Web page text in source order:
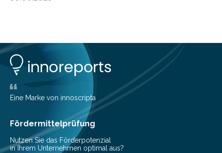
Oeynhausen, und die BARMER die Bedürfnisse von
Rund vier Millionen Menschen in Deutschland leiden an
behandlungsbedürftiger Herzschwäche
(Herzinsuffizienz). Als chronische und fortschreitende
Herzerkrankung ist diese mit einer zunehmenden
Beeinträchtigung der Lebensqualität und besonders in
höherem Lebensalter mit vielen
Krankenhausaufenthalten verbunden. „Mit Hilfe digitaler
Technologien…
Eine Marke von innoscripta
Fördermittelprüfung
Nutzen Sie das Förderpotenzial
in Ihrem Unternehmen optimal aus?